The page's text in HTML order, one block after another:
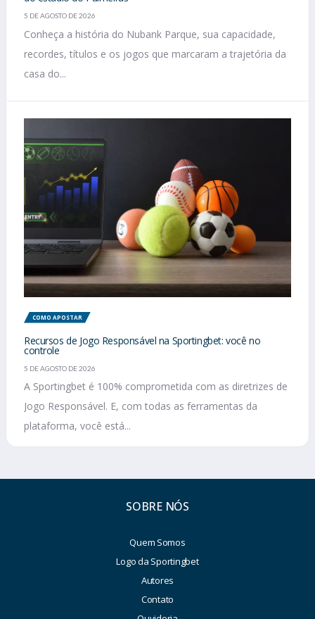
5 DE AGOSTO DE 2026
Conheça a história do Nubank Parque, sua capacidade,
recordes, títulos e os jogos que marcaram a trajetória da
casa do...
COMO APOSTAR
Recursos de Jogo Responsável na Sportingbet: você no
controle
5 DE AGOSTO DE 2026
A Sportingbet é 100% comprometida com as diretrizes de
Jogo Responsável. E, com todas as ferramentas da
plataforma, você está...
SOBRE NÓS
Quem Somos
Logo da Sportingbet
Autores
Contato